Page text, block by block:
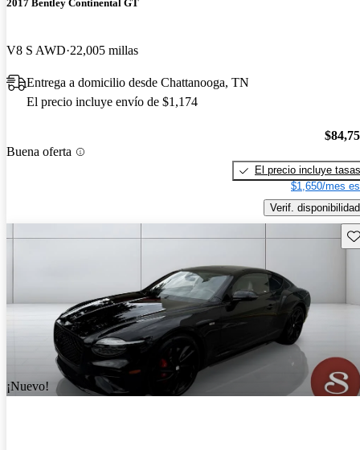
2017 Bentley Continental GT
V8 S AWD 22,005 millas
Entrega a domicilio desde Chattanooga, TN
El precio incluye envío de $1,174
Buena oferta
El precio incluye tasas
$1,650/mes
Verif. disponibilidad
¡Nuevo!